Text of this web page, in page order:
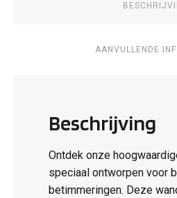
AANVULLENDE
Beschrijving
Ontdek onze
speciaal ontworpen voor
betimmeringen. Deze